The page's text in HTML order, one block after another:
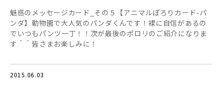
魅惑のメッセージカード_その５【アニマルぽろりカード-パ
ンダ】動物園で大人気のパンダくんです！裸に自信があるの
でいつもパンツ一丁！！次が最後のポロリのご紹介になりま
す＾＾皆さまお楽しみに！
2015.06.03